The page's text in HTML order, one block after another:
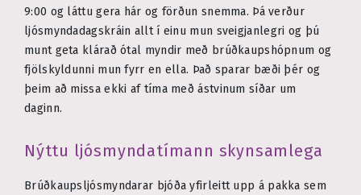
9:00 og láttu gera hár og förðun snemma. Þá verður
ljósmyndadagskráin allt í einu mun sveigjanlegri og þú
munt geta klárað ótal myndir með brúðkaupshópnum og
fjölskyldunni mun fyrr en ella. Það sparar bæði þér og
þeim að missa ekki af tíma með ástvinum síðar um
daginn.
Nýttu ljósmyndatímann skynsamlega
Brúðkaupsljósmyndarar bjóða yfirleitt upp á pakka sem